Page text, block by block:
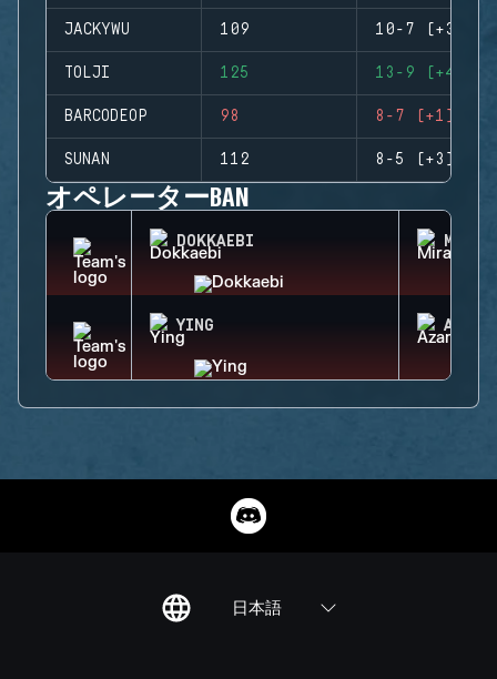
JACKYWU 109 10-7 (+3)
TOLJI 125 13-9 (+4)
BARCODEOP 98 8-7 (+1)
SUNAN 112 8-5 (+3)
オペレーターBAN
DOKKAEBI MIRA
YING AZAMI
日本語